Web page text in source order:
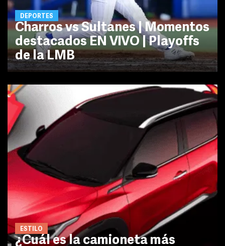
DEPORTES
Charros vs Sultanes | Momentos
destacados EN VIVO | Playoffs
de la LMB
ESTILO
¿Cuál es la camioneta más